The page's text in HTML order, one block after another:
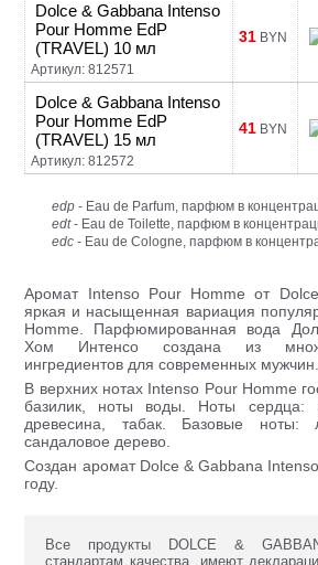
Dolce & Gabbana Intenso
Pour Homme EdP
(TRAVEL) 10 мл
Артикул: 812571
31 BYN
Dolce & Gabbana Intenso
Pour Homme EdP
(TRAVEL) 15 мл
Артикул: 812572
41 BYN
edp - Eau de Parfum, парфюм в
edt- Eau de Toilette, парфюм в
edc - Eau de Cologne, парфюм в
Аромат Intenso Pour Homme от
яркая и насыщенная вариация
Homme. Парфюмированная вода
Хом Интенсо создана из
ингредиентов для современных мужчин.
В верхних нотах Intenso Pour Homme
базилик, ноты воды. Ноты сердца:
древесина, табак. Базовые ноты:
сандаловое дерево.
Создан аромат Dolce & Gabbana
году.
Все продукты DOLCE &
стандартам качества, имеют